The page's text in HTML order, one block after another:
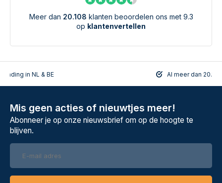
De diameter van de mast is 48 mm.
Meer dan 20.108 klanten beoordelen ons met 9.3
op klantenvertellen
in NL & BE Al meer dan
Mis geen acties of nieuwtjes meer!
Abonneer je op onze nieuwsbrief om op de hoogte te
blijven.